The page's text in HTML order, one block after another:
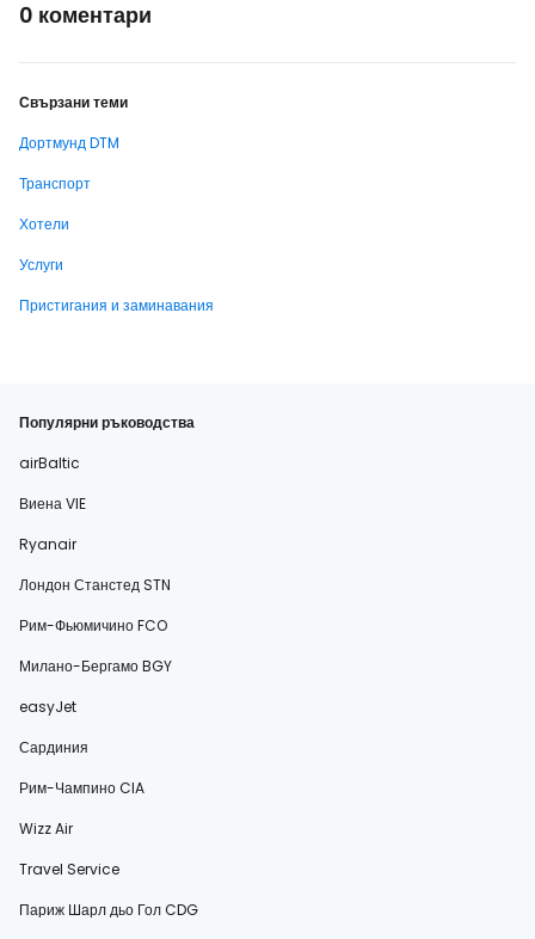
0 коментари
Свързани теми
Дортмунд DTM
Транспорт
Хотели
Услуги
Пристигания и заминавания
Популярни ръководства
airBaltic
Виена VIE
Ryanair
Лондон Станстед STN
Рим-Фьюмичино FCO
Милано-Бергамо BGY
easyJet
Сардиния
Рим-Чампино CIA
Wizz Air
Travel Service
Париж Шарл дьо Гол CDG